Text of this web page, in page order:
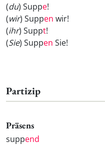
(du) Suppe!
(wir) Suppen wir!
(ihr) Suppt!
(Sie) Suppen Sie!
Partizip
Präsens
suppend